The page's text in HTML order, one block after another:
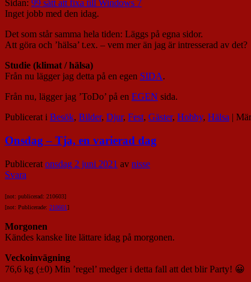
Sidan: 99 sätt att fixa till Windows 7
Inget jobb med den idag.
Det som står samma hela tiden: Läggs på egna sidor.
Att göra och ’hälsa’ t.ex. – vem mer än jag är intresserad av det?
Studie (klimat / hälsa)
Från nu lägger jag detta på en egen SIDA.
Från nu, lägger jag ’ToDo’ på en EGEN sida.
Publicerat i Besök, Bilder, Djur, Fest, Gäster, Hobby, Hälsa |
Onsdag – Tja, en varierad dag
Publicerat onsdag 2 juni 2021 av nisse
Svara
[not: publicerad: 210603]
[not: Publicerade: 210601]
Morgonen
Kändes kanske lite lättare idag på morgonen.
Veckoinvägning
76,6 kg (±0) Min ’regel’ medger i detta fall att det blir Party! 😀